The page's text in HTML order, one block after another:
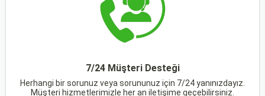
7/24 Müşteri Desteği
Herhangi bir sorunuz veya sorununuz için 7/24 yanınızdayız.
Müşteri hizmetlerimizle her an iletişime geçebilirsiniz.